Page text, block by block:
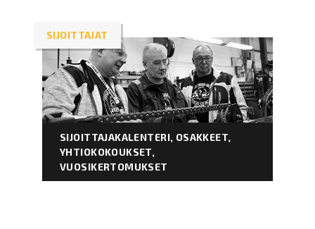
SIJOITTAJAT
SIJOITTAJAKALENTERI, OSAKKEET,
YHTIOKOKOUKSET,
VUOSIKERTOMUKSET